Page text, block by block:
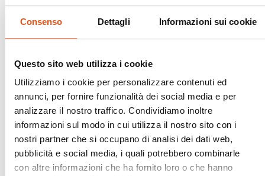
Consenso Dettagli Informazioni sui cookie
Questo sito web utilizza i cookie
Utilizziamo i cookie per personalizzare contenuti ed
annunci, per fornire funzionalità dei social media e per
analizzare il nostro traffico. Condividiamo inoltre
informazioni sul modo in cui utilizza il nostro sito con i
nostri partner che si occupano di analisi dei dati web,
pubblicità e social media, i quali potrebbero combinarle
con altre informazioni che ha fornito loro o che hanno